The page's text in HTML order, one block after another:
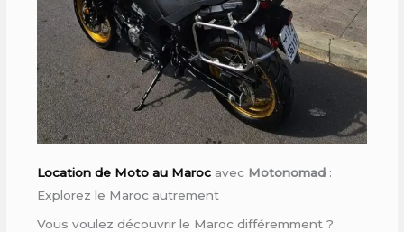
Location de Moto au Maroc avec Motonomad :
Explorez le Maroc autrement
Vous voulez découvrir le Maroc différemment ?